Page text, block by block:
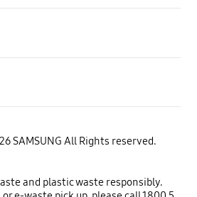
SAMSUNG All Rights reserved.
and plastic waste responsibly.